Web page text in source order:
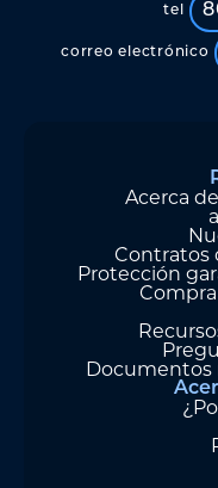
tel
correo electrónico
Acerca
Contratos
Protección
Documentos